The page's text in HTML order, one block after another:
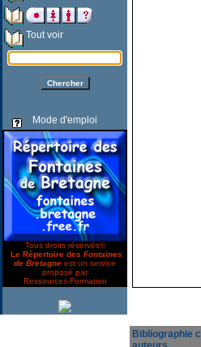
Tout voir
Mode d'emploi
Tous droits réservés©
Le Répertoire des Fontaines
de Bretagne est un service
proposé par
Ressources-Formation
Bibliographie